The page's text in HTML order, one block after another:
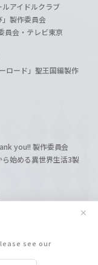
see our
✕
アイドルクラブ
製作委員会
員会・テレビ東京
ロード」聖王国編製作
you!! 製作委員会
始める異世界生活3製